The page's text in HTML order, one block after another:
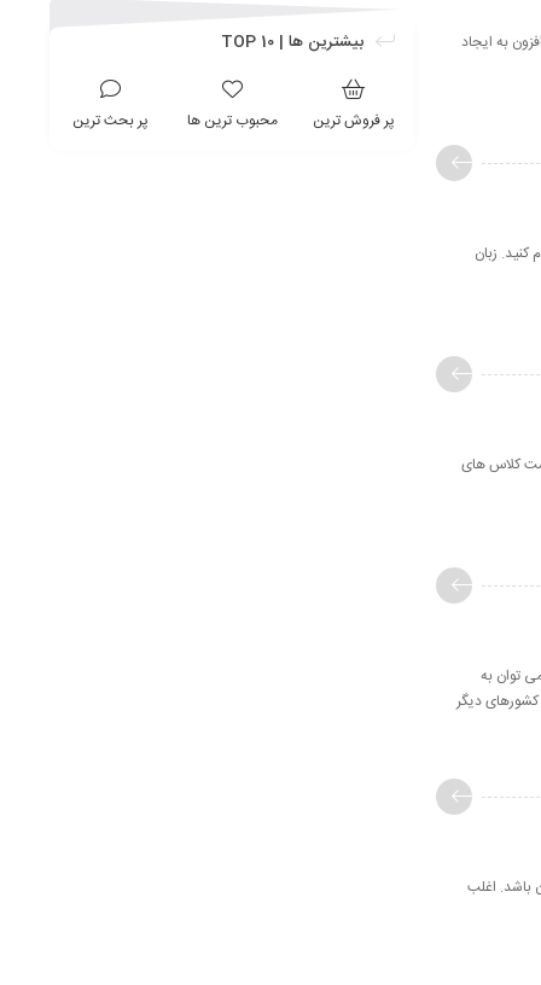
به ایجاد
زبان
کلاس های
توان به
دیگر
باشد. اغلب
بیشترین ها | TOP 10
پر فروش ترین محبوب ترین ها پر بحث ترین